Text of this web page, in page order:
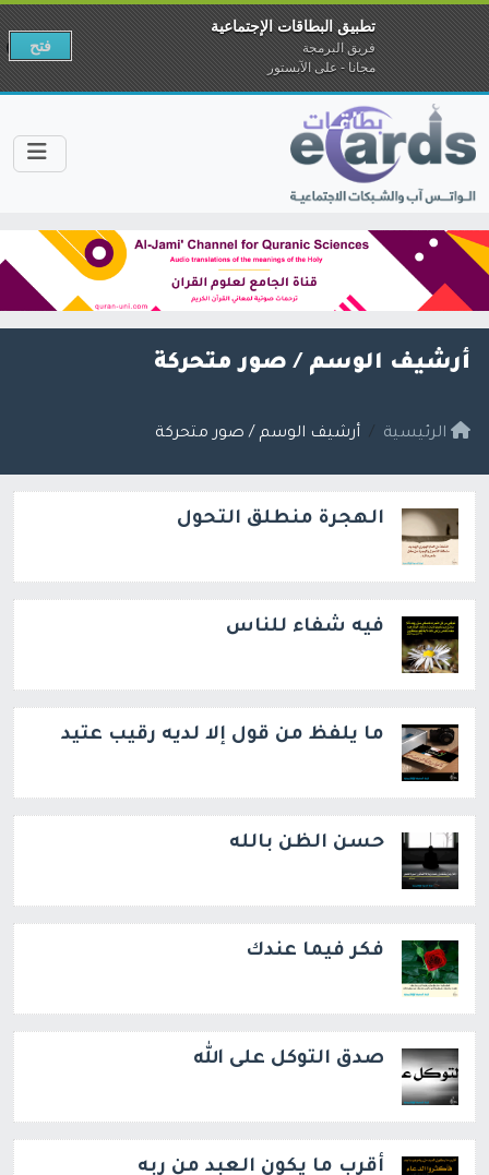
أرشيف الوسم / صور متحركة
الرئيسية أرشيف الوسم / صور متحركة
الهجرة منطلق التحول
فيه شفاء للناس
ما يلفظ من قول إلا لديه رقيب عتيد
حسن الظن بالله
فكر فيما عندك
صدق التوكل على الله
أقرب ما يكون العبد من ربه
تطبيق البطاقات الإجتماعية
فريق البرمجة
مجانا - على الآبستور
فتح